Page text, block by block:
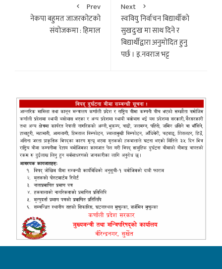
Prev
नेकपा बहुमत जाजरकोटकाे
संयाेजकमा : हिमाल
Next
स्ववियु निर्वाचन बिद्यार्थीकाे
सुखदुःख मा साथ दिने र
बिद्यार्थीद्वारा अनुमाेदित हुनु
पर्छ । इ.नवराज भट्ट